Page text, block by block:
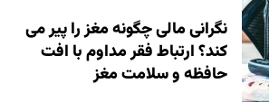
نگرانی مالی چگونه مغز را پیر می
کند؟ ارتباط فقر مداوم با افت
حافظه و سلامت مغز